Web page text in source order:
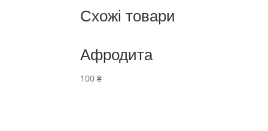
Схожі товари
Афродита
100₴